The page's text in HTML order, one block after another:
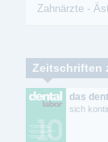
Zahnärzte -
Zeitschriften
das
sich